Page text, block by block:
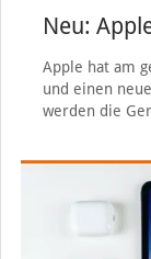
Neu:
Apple hat am
und einen
werden die